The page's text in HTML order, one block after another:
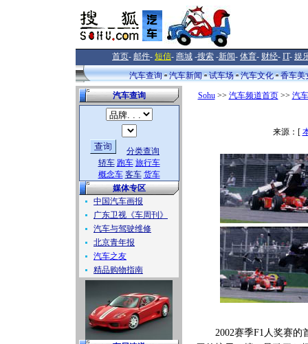
首页- 邮件- 短信- 商城 -搜索 -新闻- 体育- 财经- IT- 娱
汽车查询
汽车新闻 试车场 汽车文化 香车美
汽车查询
分类查询
轿车 跑车 旅行车
概念车 客车 货车
媒体专区
中国汽车画报
广东卫视《车周刊》
汽车与驾驶维修
北京青年报
汽车之友
精品购物指南
Sohu>> 汽车频道首页>> 汽
来源：[
2002赛季F1人奖赛的首